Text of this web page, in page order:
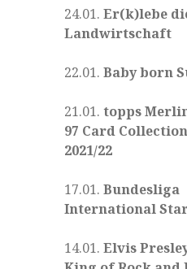
24.01.Er(k)lebe
Landwirtschaft
22.01.Baby born
21.01.topps
97 Card
2021/22
17.01.Bundesliga
International
14.01.Elvis